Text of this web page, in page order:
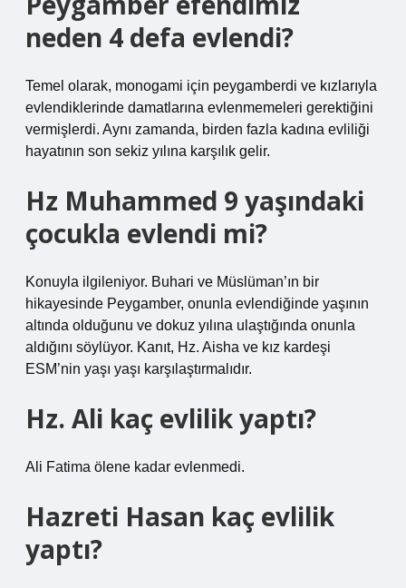
neden 4 defa evlendi?
Temel olarak, monogami için peygamberdi ve kızlarıyla
evlendiklerinde damatlarına evlenmemeleri gerektiğini
vermişlerdi. Aynı zamanda, birden fazla kadına evliliği
hayatının son sekiz yılına karşılık gelir.
Hz Muhammed 9 yaşındaki
çocukla evlendi mi?
Konuyla ilgileniyor. Buhari ve Müslüman’ın bir
hikayesinde Peygamber, onunla evlendiğinde yaşının
altında olduğunu ve dokuz yılına ulaştığında onunla
aldığını söylüyor. Kanıt, Hz. Aisha ve kız kardeşi
ESM’nin yaşı yaşı karşılaştırmalıdır.
Hz. Ali kaç evlilik yaptı?
Ali Fatima ölene kadar evlenmedi.
Hazreti Hasan kaç evlilik
yaptı?